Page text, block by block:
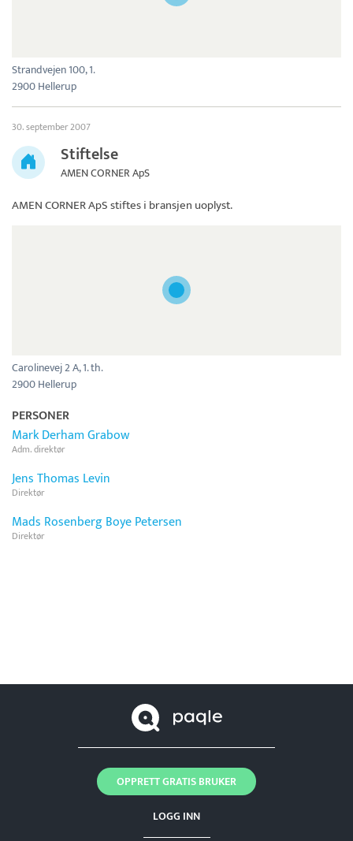
Strandvejen 100, 1.
2900 Hellerup
30. september 2007
Stiftelse
AMEN CORNER ApS
AMEN CORNER ApSstiftes i bransjen uoplyst.
Carolinevej 2 A, 1. th.
2900 Hellerup
PERSONER
Mark Derham Grabow
Adm. direktør
Jens Thomas Levin
Direktør
Mads Rosenberg Boye Petersen
Direktør
LOGG INN
OPPRETT GRATIS BRUKER